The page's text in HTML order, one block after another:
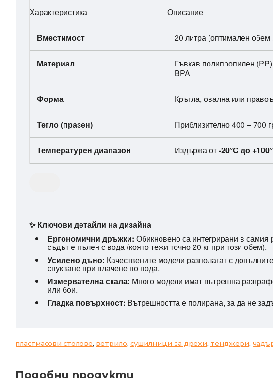
Характеристика Описание
Вместимост 20 литра (оптимален обем
Материал
Гъвкав полипропилен
BPA
Форма Кръгла, овална или
Тегло (празен) Приблизително 400 – 700
Температурен диапазон Издържа от-20°C до
✨ Ключови детайли на дизайна
Ергономични дръжки: Обикновено са интегрирани в
съдът е пълен с вода (която тежи точно 20 кг при този обем).
Усилено дъно: Качествените модели разполагат с
спукване при влачене по пода.
Измервателна скала: Много модели имат вътрешна
или бои.
Гладка повърхност: Вътрешността е полирана, за да не
пластмасови столове, ветрило, сушилници за дрехи, тенджери,
Подобни продукти